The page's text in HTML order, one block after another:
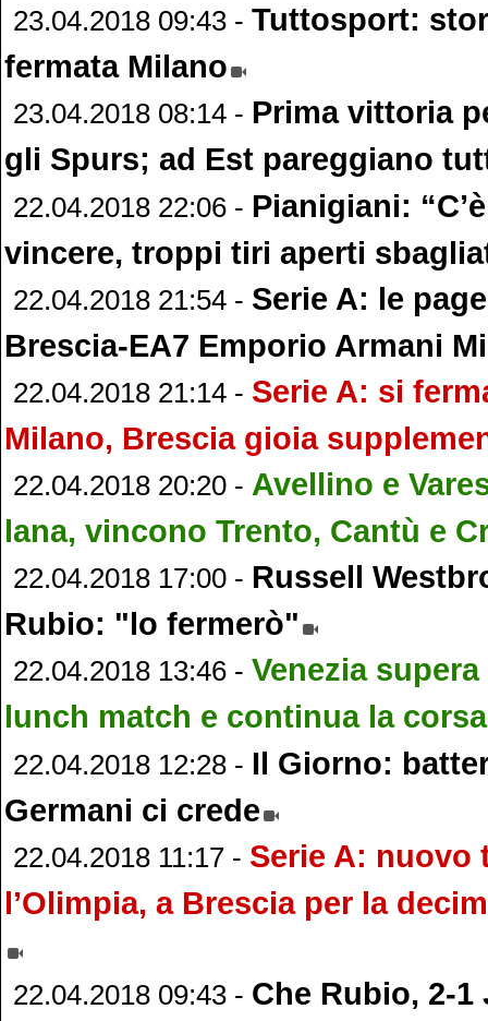
23.04.2018 09:43 - Tuttosport:
fermata Milano
23.04.2018 08:14 - Prima vittoria
gli Spurs; ad Est pareggiano
22.04.2018 22:06 - Pianigiani:
vincere, troppi tiri aperti
22.04.2018 21:54 - Serie A: le
Brescia-EA7 Emporio Armani
22.04.2018 21:14 - Serie A: si
Milano, Brescia gioia
22.04.2018 20:20 - Avellino e
lana, vincono Trento, Cantù e
22.04.2018 17:00 - Russell
Rubio: "lo fermerò"
22.04.2018 13:46 - Venezia
lunch match e continua la
22.04.2018 12:28 - Il Giorno:
Germani ci crede
22.04.2018 11:17 - Serie A: nuovo
l’Olimpia, a Brescia per la
22.04.2018 09:43 - Che Rubio, 2-1